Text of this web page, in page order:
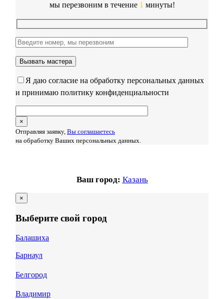
мы перезвоним в течение 1 минуты!
Я даю согласие на обработку персональных данных
и принимаю политику конфиденциальности
×
Отправляя заявку, Вы соглашаетесь
на обработку Ваших персональных данных.
Ваш город: Казань
×
Выберите свой город
Балашиха
Барнаул
Белгород
Владимир